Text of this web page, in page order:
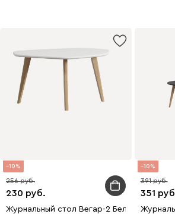
10
230
256
Журнальный стол Вегар-2 Белый/
10
351
391